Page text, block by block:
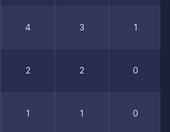
4 3 1
2 2 0
1 1 0